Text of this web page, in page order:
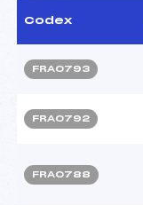
Codex
FRA0793
FRA0792
FRA0788